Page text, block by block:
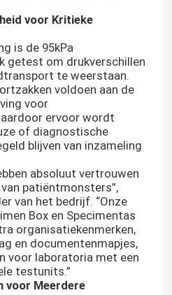
voor Kritieke
is de 95kPa
getest om drukverschillen
te weerstaan.
voldoen aan de
voor
ervoor wordt
of diagnostische
blijven van inzameling
absoluut vertrouwen
patiëntmonsters”,
van het bedrijf. “Onze
Box en Specimentas
organisatiekenmerken,
en documentenmapjes,
voor laboratoria met een
testunits.”
voor Meerdere